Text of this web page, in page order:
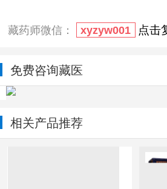
藏药师微信： xyzyw001 点击
免费咨询藏医
相关产品推荐